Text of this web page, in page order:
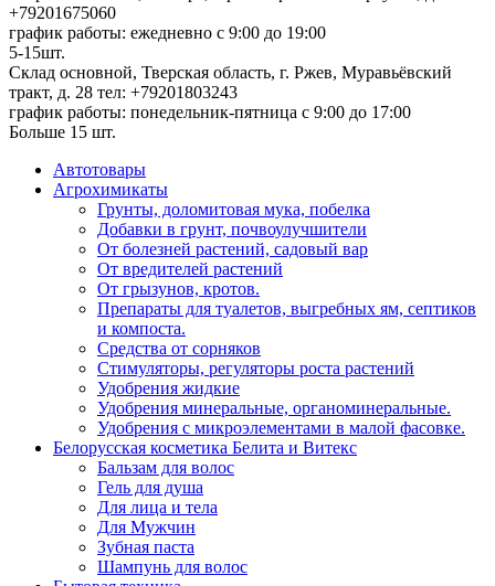
+79201675060
график работы: ежедневно с 9:00 до 19:00
5-15шт.
Склад основной, Тверская область, г. Ржев, Муравьёвский
тракт, д. 28 тел: +79201803243
график работы: понедельник-пятница с 9:00 до 17:00
Больше 15 шт.
Автотовары
Агрохимикаты
Грунты, доломитовая мука, побелка
Добавки в грунт, почвоулучшители
От болезней растений, садовый вар
От вредителей растений
От грызунов, кротов.
Препараты для туалетов, выгребных ям, септиков
и компоста.
Средства от сорняков
Стимуляторы, регуляторы роста растений
Удобрения жидкие
Удобрения минеральные, органоминеральные.
Удобрения с микроэлементами в малой фасовке.
Белорусская косметика Белита и Витекс
Бальзам для волос
Гель для душа
Для лица и тела
Для Мужчин
Зубная паста
Шампунь для волос